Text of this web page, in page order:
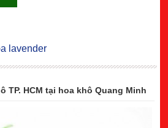
TP. HCM tại hoa khô Quang Minh
lavender